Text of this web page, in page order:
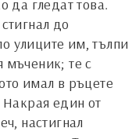
да гледат това.
до
улиците им, тълпи
мъченик; те с
имал в ръцете
един от
настигнал